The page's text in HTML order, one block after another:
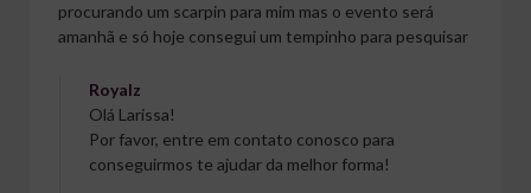
procurando um scarpin para mim mas o evento será
amanhã e só hoje consegui um tempinho para pesquisar
Royalz
Olá Larissa!
Por favor, entre em contato conosco para
conseguirmos te ajudar da melhor forma!